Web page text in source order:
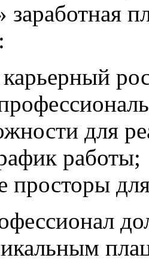
заработная
для
работы;
просторы